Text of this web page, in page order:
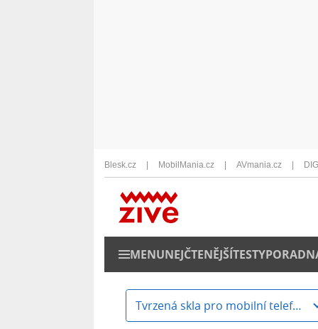
Blesk.cz MobilMania.cz AVmania.cz
MENUNEJČTENĚJŠÍTESTY
Tvrzená skla pro mobilní telefony